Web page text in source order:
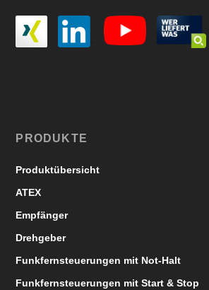
PRODUKTE
Produktübersicht
ATEX
Empfänger
Drehgeber
Funkfernsteuerungen mit Not-Halt
Funkfernsteuerungen mit Start & Stop